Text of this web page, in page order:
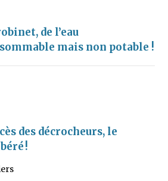
de l’eau
mais non potable !
des décrocheurs, le
!